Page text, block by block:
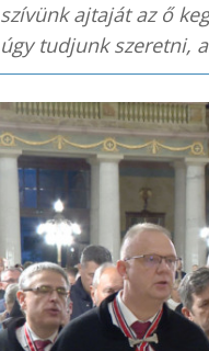
szívünk ajtaját az ő
úgy tudjunk szeretni,